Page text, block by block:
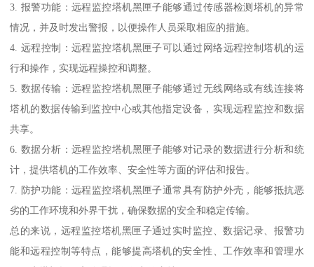
3. 报警功能：远程监控塔机黑匣子能够通过传感器检测塔机的异常
情况，并及时发出警报，以便操作人员采取相应的措施。
4. 远程控制：远程监控塔机黑匣子可以通过网络远程控制塔机的运
行和操作，实现远程操控和调整。
5. 数据传输：远程监控塔机黑匣子能够通过无线网络或有线连接将
塔机的数据传输到监控中心或其他指定设备，实现远程监控和数据
共享。
6. 数据分析：远程监控塔机黑匣子能够对记录的数据进行分析和统
计，提供塔机的工作效率、安全性等方面的评估和报告。
7. 防护功能：远程监控塔机黑匣子通常具有防护外壳，能够抵抗恶
劣的工作环境和外界干扰，确保数据的安全和稳定传输。
总的来说，远程监控塔机黑匣子通过实时监控、数据记录、报警功
能和远程控制等特点，能够提高塔机的安全性、工作效率和管理水